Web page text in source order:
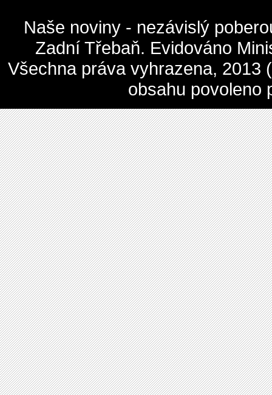
Naše noviny - nezávislý
Zadní Třebaň. Evidováno
Všechna práva vyhrazena,
obsahu povoleno